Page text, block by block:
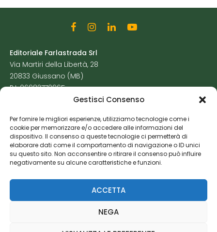
Gestisci Consenso
Per fornire le migliori esperienze, utilizziamo tecnologie come i
cookie per memorizzare e/o accedere alle informazioni del
dispositivo. Il consenso a queste tecnologie ci permetterà di
elaborare dati come il comportamento di navigazione o ID unici
su questo sito. Non acconsentire o ritirare il consenso può influire
negativamente su alcune caratteristiche e funzioni.
ACCETTA
NEGA
Editoriale Farlastrada Srl
Via Martiri della Libertà, 28
20833 Giussano (MB)
P.I. 06982770965
Cookie Policy
Risorse Aggiuntive